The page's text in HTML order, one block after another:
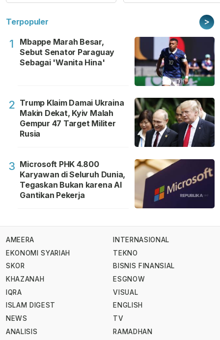
Terpopuler >
1
Mbappe Marah Besar,
Sebut Senator Paraguay
Sebagai 'Wanita Hina'
2 Trump Klaim Damai Ukraina
Makin Dekat, Kyiv Malah
Gempur 47 Target Militer
Rusia
3 Microsoft PHK 4.800
Karyawan di Seluruh Dunia,
Tegaskan Bukan karena AI
Gantikan Pekerja
AMEERA
EKONOMI SYARIAH
SKOR
KHAZANAH
IQRA
ISLAM DIGEST
NEWS
ANALISIS
INTERNASIONAL
TEKNO
BISNIS FINANSIAL
ESGNOW
VISUAL
ENGLISH
TV
RAMADHAN